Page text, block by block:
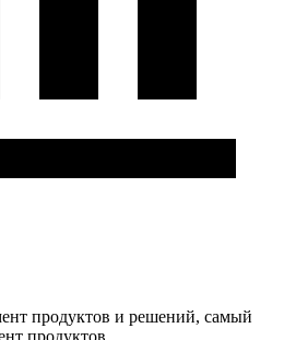
продуктов и решений, самый
продуктов